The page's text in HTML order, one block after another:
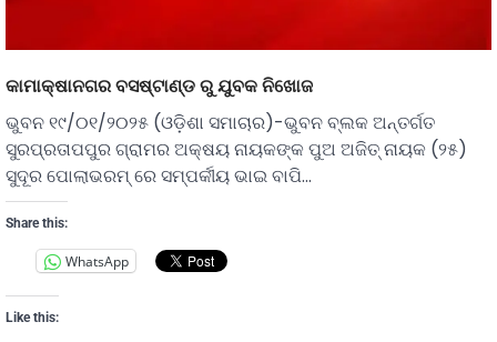
କାମାକ୍ଷାନଗର ବସଷ୍ଟାଣ୍ଡ ରୁ ଯୁବକ ନିଖୋଜ
ଭୁବନ ୧୯/୦୧/୨୦୨୫ (ଓଡ଼ିଶା ସମାଚାର)-ଭୁବନ ବ୍ଲକ ଅନ୍ତର୍ଗତ
ସୁରପ୍ରତାପପୁର ଗ୍ରାମର ଅକ୍ଷୟ ନାୟକଙ୍କ ପୁଅ ଅଜିତ୍ ନାୟକ (୨୫)
ସୁଦୂର ପୋଲାଭରମ୍ ରେ ସମ୍ପର୍କୀୟ ଭାଇ ବାପି…
Share this:
WhatsApp
Like this: